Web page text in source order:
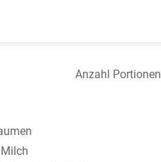
Anzahl Portionen